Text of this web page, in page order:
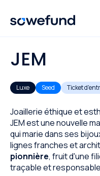
JEM
Luxe Seed Ticket
Joaillerie éthique et
JEM est une nouvelle
qui marie dans ses
lignes franches et
pionnière, fruit d'une
traçable et